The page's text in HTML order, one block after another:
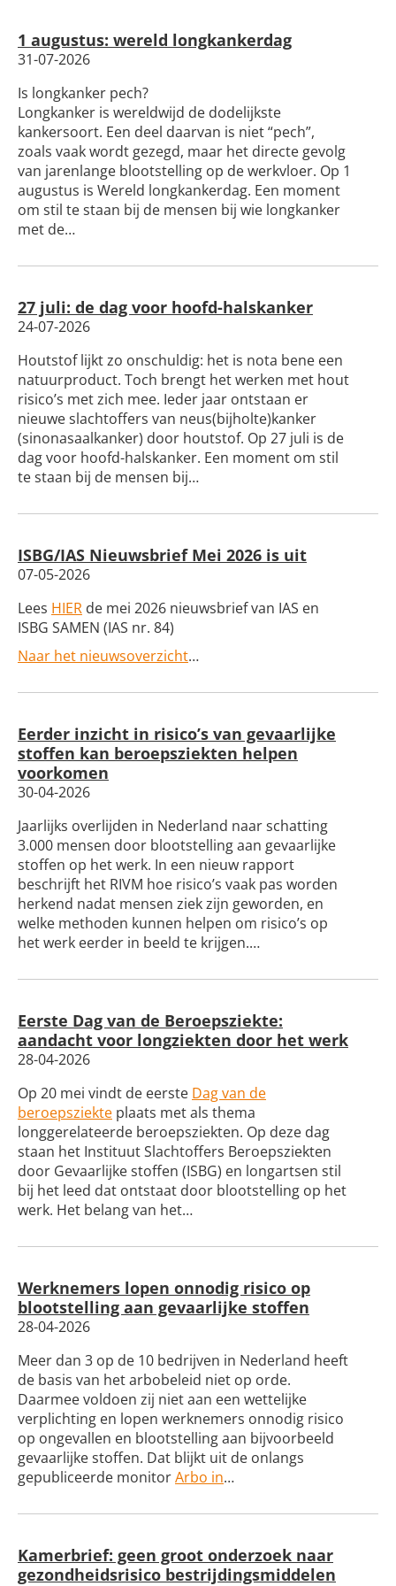
Very Brief Work Advice
Bestellen informatiemateriaal
1 augustus: wereld longkankerdag
31-07-2026
Is longkanker pech?
Longkanker is wereldwijd de dodelijkste
kankersoort. Een deel daarvan is niet “pech”,
zoals vaak wordt gezegd, maar het directe gevolg
van jarenlange blootstelling op de werkvloer. Op 1
augustus is Wereld longkankerdag. Een moment
om stil te staan bij de mensen bij wie longkanker
met de…
27 juli: de dag voor hoofd-halskanker
24-07-2026
Houtstof lijkt zo onschuldig: het is nota bene een
natuurproduct. Toch brengt het werken met hout
risico’s met zich mee. Ieder jaar ontstaan er
nieuwe slachtoffers van neus(bijholte)kanker
(sinonasaalkanker) door houtstof. Op 27 juli is de
dag voor hoofd-halskanker. Een moment om stil
te staan bij de mensen bij…
ISBG/IAS Nieuwsbrief Mei 2026 is uit
07-05-2026
Lees HIER de mei 2026 nieuwsbrief van IAS en
ISBG SAMEN (IAS nr. 84)
Naar het nieuwsoverzicht…
Eerder inzicht in risico’s van gevaarlijke
stoffen kan beroepsziekten helpen
voorkomen
30-04-2026
Jaarlijks overlijden in Nederland naar schatting
3.000 mensen door blootstelling aan gevaarlijke
stoffen op het werk. In een nieuw rapport
beschrijft het RIVM hoe risico’s vaak pas worden
herkend nadat mensen ziek zijn geworden, en
welke methoden kunnen helpen om risico’s op
het werk eerder in beeld te krijgen.…
Eerste Dag van de Beroepsziekte:
aandacht voor longziekten door het werk
28-04-2026
Op 20 mei vindt de eerste Dag van de
beroepsziekte plaats met als thema
longgerelateerde beroepsziekten. Op deze dag
staan het Instituut Slachtoffers Beroepsziekten
door Gevaarlijke stoffen (ISBG) en longartsen stil
bij het leed dat ontstaat door blootstelling op het
werk. Het belang van het…
Werknemers lopen onnodig risico op
blootstelling aan gevaarlijke stoffen
28-04-2026
Meer dan 3 op de 10 bedrijven in Nederland heeft
de basis van het arbobeleid niet op orde.
Daarmee voldoen zij niet aan een wettelijke
verplichting en lopen werknemers onnodig risico
op ongevallen en blootstelling aan bijvoorbeeld
gevaarlijke stoffen. Dat blijkt uit de onlangs
gepubliceerde monitorArbo in…
Kamerbrief: geen groot onderzoek naar
gezondheidsrisico bestrijdingsmiddelen